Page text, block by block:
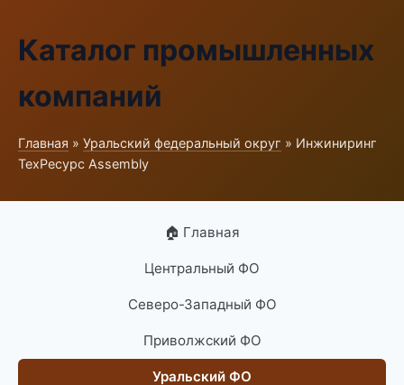
Каталог промышленных
компаний
Главная » Уральский федеральный округ » Инжиниринг
ТехРесурс Assembly
🏠 Главная
Центральный ФО
Северо-Западный ФО
Приволжский ФО
Уральский ФО